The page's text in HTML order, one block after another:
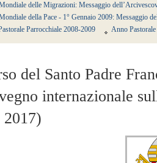
delle Migrazioni: Messaggio
della Pace - 1° Gennaio 2009: Messaggio
Parrocchiale 2008-2009
Anno
del Santo Padre
internazionale
2017)